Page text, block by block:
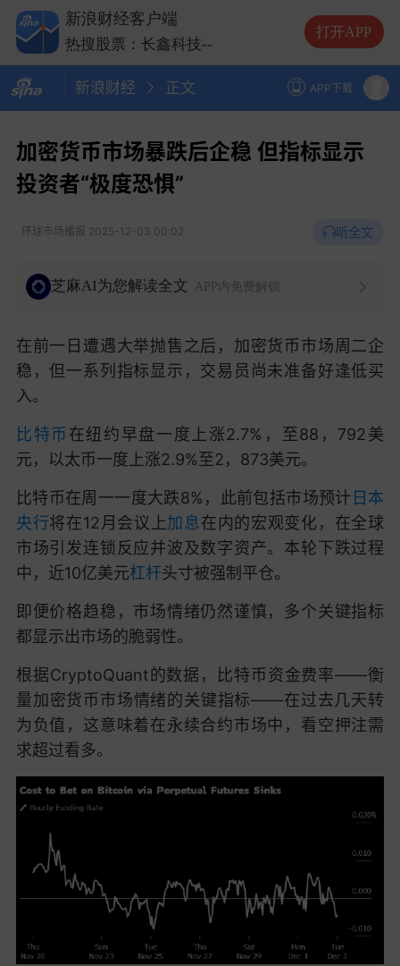
新浪财经客户端
热搜股票：云南锗业
热搜股票：长鑫科技--
热搜股票：中际旭创--
热搜股票：兆易创新
热搜股票：云南锗业--
打开APP
新浪财经 正文 APP下载
加密货币市场暴跌后企稳 但指标显示
投资者“极度恐惧”
环球市场播报 2025-12-03 00:02 听全文
芝麻AI为您解读全文 APP内免费解锁
在前一日遭遇大举抛售之后，加密货币市场周二企
稳，但一系列指标显示，交易员尚未准备好逢低买
入。
比特币 在纽约早盘一度上涨2.7%，至88，792美
元，以太币一度上涨2.9%至2，873美元。
比特币在周一一度大跌8%，此前包括市场预计 日本
央行将在12月会议上加息在内的宏观变化，在全球
市场引发连锁反应并波及数字资产。本轮下跌过程
中，近10亿美元杠杆头寸被强制平仓。
即便价格趋稳，市场情绪仍然谨慎，多个关键指标
都显示出市场的脆弱性。
根据CryptoQuant的数据，比特币资金费率——衡
量加密货币市场情绪的关键指标——在过去几天转
为负值，这意味着在永续合约市场中，看空押注需
求超过看多。